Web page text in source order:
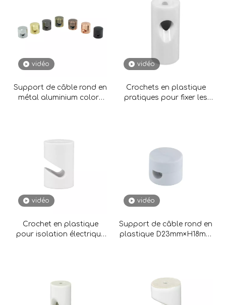
vidéo
Support de câble rond en
métal aluminium coloré
vidéo
Crochets en plastique
pratiques pour fixer les
vidéo
Crochet en plastique
pour isolation électrique
vidéo
Support de câble rond en
plastique D23mm×H18mm